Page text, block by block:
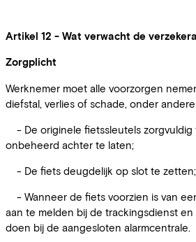
Artikel 12 - Wat verwacht de
Zorgplicht
Werknemer moet alle voorzorgen
diefstal, verlies of schade, onder
- De originele fietssleutels zorgvuldig
onbeheerd achter te laten;
- De fiets deugdelijk op slot te zetten;
- Wanneer de fiets voorzien is van
aan te melden bij de trackingsdienst
doen bij de aangesloten alarmcentrale.